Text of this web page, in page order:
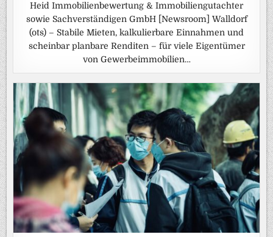
Heid Immobilienbewertung & Immobiliengutachter
sowie Sachverständigen GmbH [Newsroom] Walldorf
(ots) – Stabile Mieten, kalkulierbare Einnahmen und
scheinbar planbare Renditen – für viele Eigentümer
von Gewerbeimmobilien…